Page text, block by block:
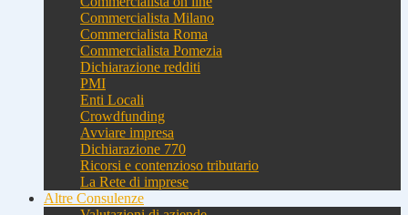
Commercialista Milano
Commercialista Roma
Commercialista Pomezia
Dichiarazione redditi
PMI
Enti Locali
Crowdfunding
Avviare impresa
Dichiarazione 770
Ricorsi e contenzioso tributario
La Rete di imprese
Altre Consulenze